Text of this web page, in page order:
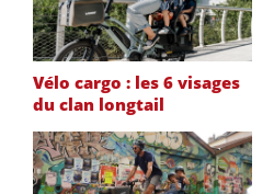
Vélo cargo : les 6 visages
du clan longtail